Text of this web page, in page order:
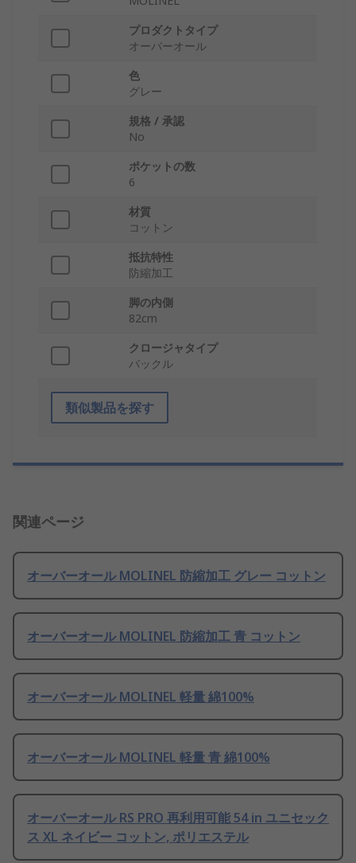
プロダクトタイプ
オーバーオール
色
グレー
規格 / 承認
No
ポケットの数
6
材質
コットン
抵抗特性
防縮加工
脚の内側
82cm
クロージャタイプ
バックル
類似製品を探す
関連ページ
オーバーオール MOLINEL 防縮加工 グレー コットン
オーバーオール MOLINEL 防縮加工 青 コットン
オーバーオール MOLINEL 軽量 綿100%
オーバーオール MOLINEL 軽量 青 綿100%
オーバーオール RS PRO 再利用可能 54 in ユニセック
ス XL ネイビー コットン, ポリエステル